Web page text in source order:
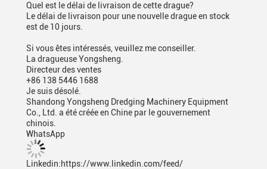
Quel est le délai de livraison de cette drague?
Le délai de livraison pour une nouvelle drague en stock
est de 10 jours.
Si vous êtes intéressés, veuillez me conseiller.
La dragueuse Yongsheng.
Directeur des ventes
+86 138 5446 1688
Je suis désolé.
Shandong Yongsheng Dredging Machinery Equipment
Co., Ltd. a été créée en Chine par le gouvernement
chinois.
WhatsApp
Linkedin:https://www.linkedin.com/feed/